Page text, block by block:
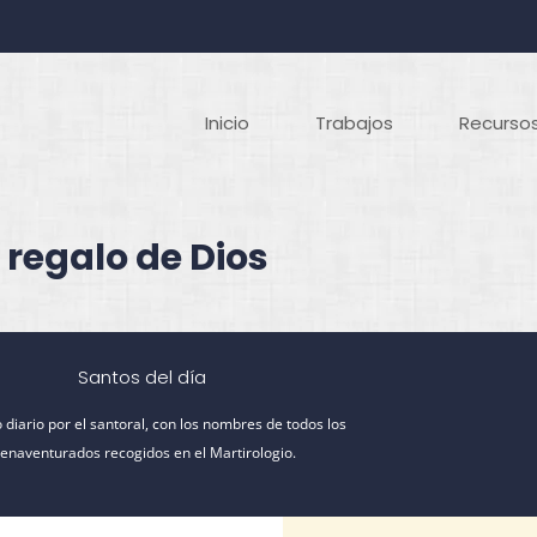
de Dios
Inicio Trabajos
Santos del día
diario por el santoral, con los nombres de todos los
recogidos en el Martirologio.